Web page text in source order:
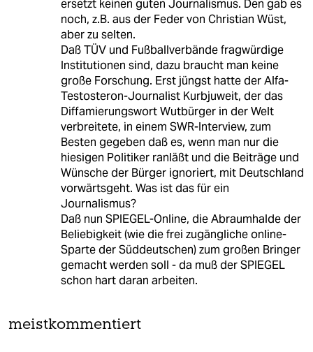
ersetzt keinen guten Journalismus. Den gab es
noch, z.B. aus der Feder von Christian Wüst,
aber zu selten.
Daß TÜV und Fußballverbände fragwürdige
Institutionen sind, dazu braucht man keine
große Forschung. Erst jüngst hatte der Alfa-
Testosteron-Journalist Kurbjuweit, der das
Diffamierungswort Wutbürger in der Welt
verbreitete, in einem SWR-Interview, zum
Besten gegeben daß es, wenn man nur die
hiesigen Politiker ranläßt und die Beiträge und
Wünsche der Bürger ignoriert, mit Deutschland
vorwärtsgeht. Was ist das für ein
Journalismus?
Daß nun SPIEGEL-Online, die Abraumhalde der
Beliebigkeit (wie die frei zugängliche online-
Sparte der Süddeutschen) zum großen Bringer
gemacht werden soll - da muß der SPIEGEL
schon hart daran arbeiten.
meistkommentiert